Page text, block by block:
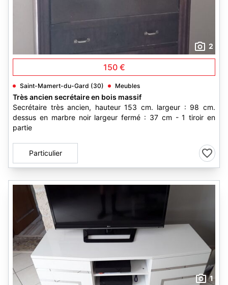
2
150 €
Saint-Mamert-du-Gard (30) Meubles
Très ancien secrétaire en bois massif
Secrétaire très ancien, hauteur 153 cm. largeur : 98 cm.
dessus en marbre noir largeur fermé : 37 cm - 1 tiroir en
partie
Particulier
1